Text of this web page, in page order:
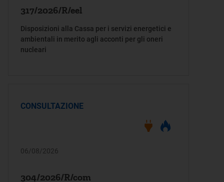
317/2026/R/eel
Disposizioni alla Cassa per i servizi energetici e
ambientali in merito agli acconti per gli oneri
nucleari
CONSULTAZIONE
06/08/2026
304/2026/R/com